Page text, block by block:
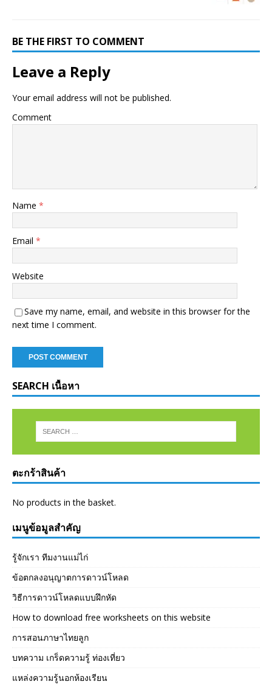
BE THE FIRST TO COMMENT
Leave a Reply
Your email address will not be published.
Comment
Name *
Email *
Website
Save my name, email, and website in this browser for the
next time I comment.
SEARCH เนื้อหา
ตะกร้าสินค้า
No products in the basket.
เมนูข้อมูลสำคัญ
รู้จักเรา ทีมงานแม่ไก่
ข้อตกลงอนุญาตการดาวน์โหลด
วิธีการดาวน์โหลดแบบฝึกหัด
How to download free worksheets on this website
การสอนภาษาไทยลูก
บทความ เกร็ดความรู้ ท่องเที่ยว
แหล่งความรู้นอกห้องเรียน